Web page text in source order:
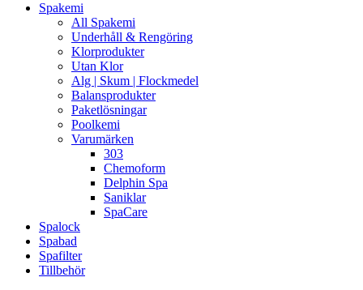
Spakemi
All Spakemi
Underhåll & Rengöring
Klorprodukter
Utan Klor
Alg | Skum | Flockmedel
Balansprodukter
Paketlösningar
Poolkemi
Varumärken
303
Chemoform
Delphin Spa
Saniklar
SpaCare
Spalock
Spabad
Spafilter
Tillbehör